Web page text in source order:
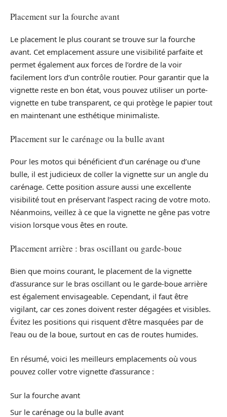
Placement sur la fourche avant
Le placement le plus courant se trouve sur la fourche
avant. Cet emplacement assure une visibilité parfaite et
permet également aux forces de l’ordre de la voir
facilement lors d’un contrôle routier. Pour garantir que la
vignette reste en bon état, vous pouvez utiliser un porte-
vignette en tube transparent, ce qui protège le papier tout
en maintenant une esthétique minimaliste.
Placement sur le carénage ou la bulle avant
Pour les motos qui bénéficient d’un carénage ou d’une
bulle, il est judicieux de coller la vignette sur un angle du
carénage. Cette position assure aussi une excellente
visibilité tout en préservant l’aspect racing de votre moto.
Néanmoins, veillez à ce que la vignette ne gêne pas votre
vision lorsque vous êtes en route.
Placement arrière : bras oscillant ou garde-boue
Bien que moins courant, le placement de la vignette
d’assurance sur le bras oscillant ou le garde-boue arrière
est également envisageable. Cependant, il faut être
vigilant, car ces zones doivent rester dégagées et visibles.
Évitez les positions qui risquent d’être masquées par de
l’eau ou de la boue, surtout en cas de routes humides.
En résumé, voici les meilleurs emplacements où vous
pouvez coller votre vignette d’assurance :
Sur la fourche avant
Sur le carénage ou la bulle avant